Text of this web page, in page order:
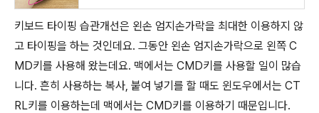
키보드 타이핑 습관개선은 왼손 엄지손가락을 최대한 이용하지 않
고 타이핑을 하는 것인데요. 그동안 왼손 엄지손가락으로 왼쪽 C
MD키를 사용해 왔는데요. 맥에서는 CMD키를 사용할 일이 많습
니다. 흔히 사용하는 복사, 붙여 넣기를 할 때도 윈도우에서는 CT
RL키를 이용하는데 맥에서는 CMD키를 이용하기 때문입니다.